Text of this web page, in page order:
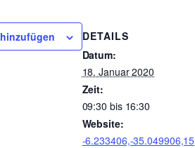
DETAILS
Datum:
18. Januar 2020
Zeit:
09:30 bis 16:30
Website:
-6.233406,-35.049906,15